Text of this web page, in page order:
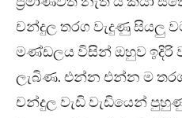
චන්දුල තරග වැදුණු සියලු
මණ්ඩලය විසින් ඔහුව ඉදිරි
ලැබිණ. එන්න එන්න ම
චන්දුල වැඩි වැඩියෙන්